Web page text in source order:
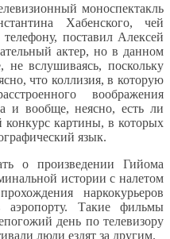
моноспектакль
Хабенского, чей
поставил Алексей
актер, но в данном
не вслушиваясь, поскольку
что коллизия, в которую
воображения
и вообще, неясно, есть ли
картины, в которых
язык.
о произведении Гийома
истории с налетом
наркокурьеров
аэропорту. Такие фильмы
день по телевизору
люди ездят за другим.